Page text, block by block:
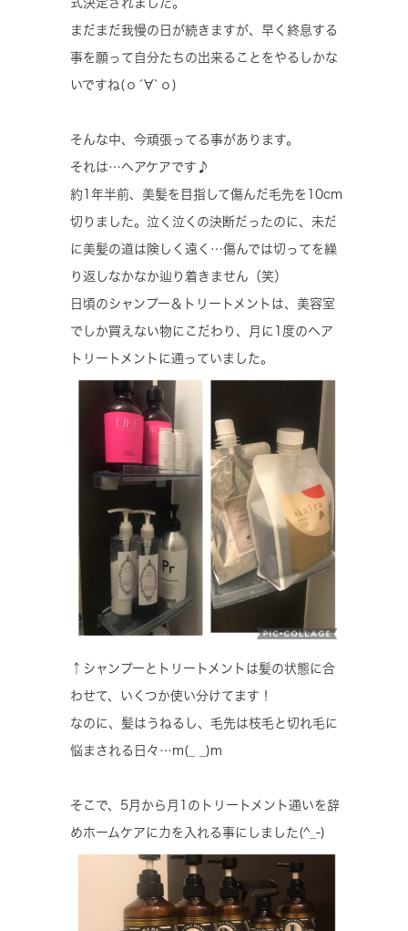
式決定されました。
まだまだ我慢の日が続きますが、早く終息する
事を願って自分たちの出来ることをやるしかな
いですね(о´∀`о)
そんな中、今頑張ってる事があります。
それは…ヘアケアです♪
約1年半前、美髪を目指して傷んだ毛先を10cm
切りました。泣く泣くの決断だったのに、未だ
に美髪の道は険しく遠く…傷んでは切ってを繰
り返しなかなか辿り着きません（笑）
日頃のシャンプー＆トリートメントは、美容室
でしか買えない物にこだわり、月に1度のヘア
トリートメントに通っていました。
↑シャンプーとトリートメントは髪の状態に合
わせて、いくつか使い分けてます！
なのに、髪はうねるし、毛先は枝毛と切れ毛に
悩まされる日々…m(_ _)m
そこで、5月から月1のトリートメント通いを辞
めホームケアに力を入れる事にしました(^_-)